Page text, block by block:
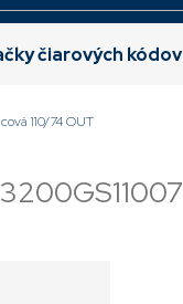
čiarových kódov
110/74 OUT